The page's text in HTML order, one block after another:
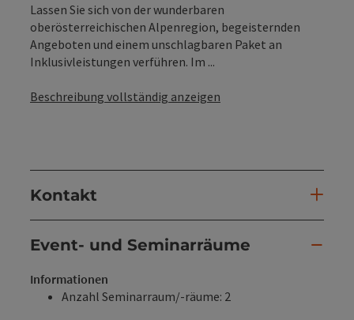
Lassen Sie sich von der wunderbaren
oberösterreichischen Alpenregion, begeisternden
Angeboten und einem unschlagbaren Paket an
Inklusivleistungen verführen. Im ...
Beschreibung vollständig anzeigen
Kontakt
Event- und Seminarräume
Informationen
Anzahl Seminarraum/-räume: 2